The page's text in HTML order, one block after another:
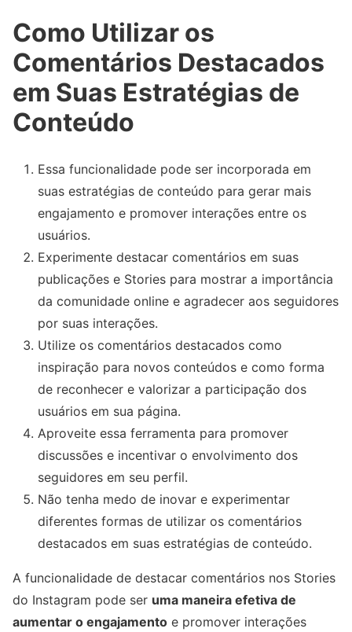
Como Utilizar os
Comentários Destacados
em Suas Estratégias de
Conteúdo
Essa funcionalidade pode ser incorporada em
suas estratégias de conteúdo para gerar mais
engajamento e promover interações entre os
usuários.
Experimente destacar comentários em suas
publicações e Stories para mostrar a importância
da comunidade online e agradecer aos seguidores
por suas interações.
Utilize os comentários destacados como
inspiração para novos conteúdos e como forma
de reconhecer e valorizar a participação dos
usuários em sua página.
Aproveite essa ferramenta para promover
discussões e incentivar o envolvimento dos
seguidores em seu perfil.
Não tenha medo de inovar e experimentar
diferentes formas de utilizar os comentários
destacados em suas estratégias de conteúdo.
A funcionalidade de destacar comentários nos Stories
do Instagram pode ser uma maneira efetiva de
aumentar o engajamento e promover interações